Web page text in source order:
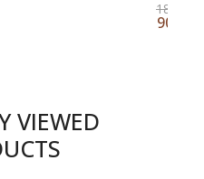
180,00
90,00
VIEWED